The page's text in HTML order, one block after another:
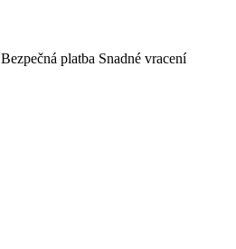
Bezpečná platba Snadné vracení